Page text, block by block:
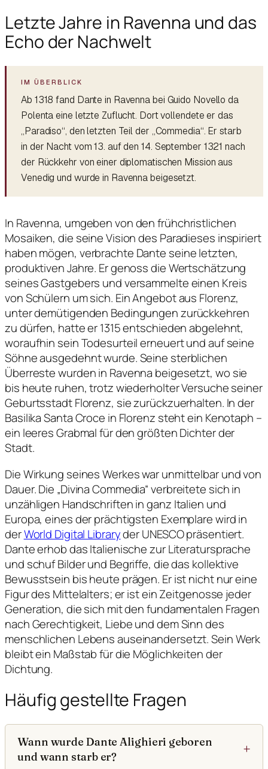
Letzte Jahre in Ravenna und das
Echo der Nachwelt
Ab 1318 fand Dante in Ravenna bei Guido Novello da
Polenta eine letzte Zuflucht. Dort vollendete er das
„Paradiso“, den letzten Teil der „Commedia“. Er starb
in der Nacht vom 13. auf den 14. September 1321 nach
der Rückkehr von einer diplomatischen Mission aus
Venedig und wurde in Ravenna beigesetzt.
In Ravenna, umgeben von den frühchristlichen
Mosaiken, die seine Vision des Paradieses inspiriert
haben mögen, verbrachte Dante seine letzten,
produktiven Jahre. Er genoss die Wertschätzung
seines Gastgebers und versammelte einen Kreis
von Schülern um sich. Ein Angebot aus Florenz,
unter demütigenden Bedingungen zurückkehren
zu dürfen, hatte er 1315 entschieden abgelehnt,
woraufhin sein Todesurteil erneuert und auf seine
Söhne ausgedehnt wurde. Seine sterblichen
Überreste wurden in Ravenna beigesetzt, wo sie
bis heute ruhen, trotz wiederholter Versuche seiner
Geburtsstadt Florenz, sie zurückzuerhalten. In der
Basilika Santa Croce in Florenz steht ein Kenotaph –
ein leeres Grabmal für den größten Dichter der
Stadt.
Die Wirkung seines Werkes war unmittelbar und von
Dauer. Die „Divina Commedia“ verbreitete sich in
unzähligen Handschriften in ganz Italien und
Europa, eines der prächtigsten Exemplare wird in
derWorld Digital Libraryder UNESCO präsentiert.
Dante erhob das Italienische zur Literatursprache
und schuf Bilder und Begriffe, die das kollektive
Bewusstsein bis heute prägen. Er ist nicht nur eine
Figur des Mittelalters; er ist ein Zeitgenosse jeder
Generation, die sich mit den fundamentalen Fragen
nach Gerechtigkeit, Liebe und dem Sinn des
menschlichen Lebens auseinandersetzt. Sein Werk
bleibt ein Maßstab für die Möglichkeiten der
Dichtung.
Häufig gestellte Fragen
Wann wurde Dante Alighieri geboren
und wann starb er?